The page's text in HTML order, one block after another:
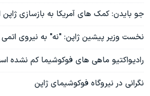
جو بایدن: کمک های آمریکا به بازسازی ژاپن
نخست وزیر پیشین ژاپن: "نه" به نیروی اتمی
رادیواکتیو ماهی های فوکوشیما کم نشده
نگرانی در نیروگاه فوکوشیمای ژاپن